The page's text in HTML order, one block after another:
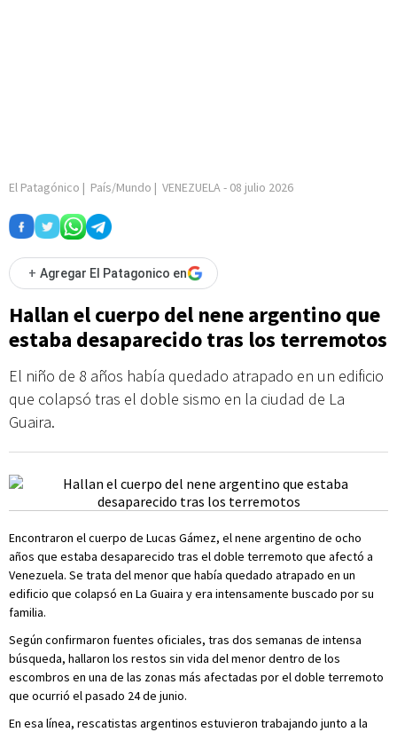
El Patagónico | País/Mundo | VENEZUELA- 08 julio 2026
+ Agregar El Patagonico en
Hallan el cuerpo del nene argentino que
estaba desaparecido tras los terremotos
El niño de 8 años había quedado atrapado en un edificio
que colapsó tras el doble sismo en la ciudad de La
Guaira.
Encontraron el cuerpo de Lucas Gámez, el nene argentino de ocho
años que estaba desaparecido tras el doble terremoto que afectó a
Venezuela. Se trata del menor que había quedado atrapado en un
edificio que colapsó en La Guaira y era intensamente buscado por su
familia.
Según confirmaron fuentes oficiales, tras dos semanas de intensa
búsqueda, hallaron los restos sin vida del menor dentro de los
escombros en una de las zonas más afectadas por el doble terremoto
que ocurrió el pasado 24 de junio.
En esa línea, rescatistas argentinos estuvieron trabajando junto a la